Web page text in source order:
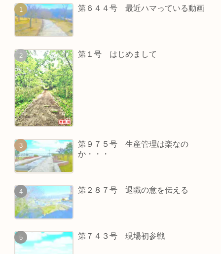
第６４４号 最近ハマっている動画
第１号 はじめまして
第９７５号 生産管理は楽なの
か・・・
第２８７号 退職の意を伝える
第７４３号 現場初参戦